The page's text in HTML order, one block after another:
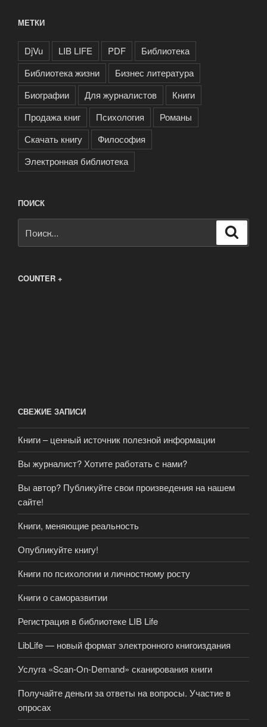
МЕТКИ
DjVu LIB LIFE PDF
Библиотека
Библиотека жизни
Бизнес литература
Биографии
Для журналистов
Книги
Продажа книг
Психология
Романы
Скачать книгу
Философия
Электронная библиотека
ПОИСК
COUNTER +
СВЕЖИЕ ЗАПИСИ
Книги – ценный источник полезной информации
Вы журналист? Хотите работать с нами?
Вы автор? Публикуйте свои произведения на нашем
сайте!
Книги, меняющие реальность
Опубликуйте книгу!
Книги по психологии и личностному росту
Книги о саморазвитии
Регистрация в библиотеке LIB Life
LibLife — новый формат электронного книгоиздания
Услуга «Scan-On-Demand» сканирования книги
Получайте деньги за ответы на вопросы. Участие в
опросах